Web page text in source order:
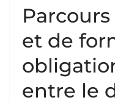
et de
entre le